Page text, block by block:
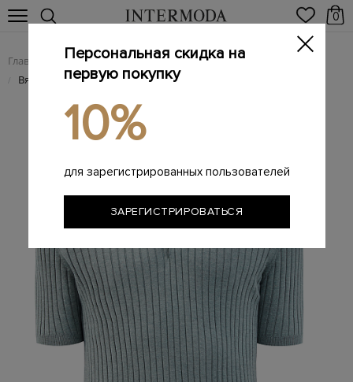
0
Главная Мужчинам / Одежда / Поло
/ Вязаный джемпер-поло из хлопковой пряжи в рубчик
Персональная скидка на
первую покупку
10%
для зарегистрированных пользователей
ЗАРЕГИСТРИРОВАТЬСЯ